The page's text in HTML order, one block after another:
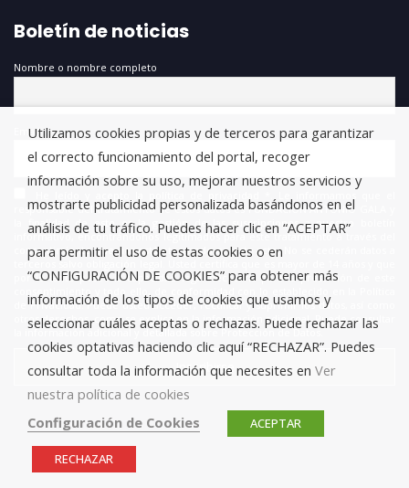
Boletín de noticias
Nombre o nombre completo
Email
responsable del tratamiento de estos datos es FUNDACIÓN ANTONIO GALA y
la finalidad de este es la gestión de las suscripciones a nuestro boletín
informativo, encontrándonos legitimados para este tratamiento a través del
consentimiento que nos está otorgando en este acto. No se cederán datos a
terceros salvo obligación legal. Usted certifica que es mayor de 14 años y que
por lo tanto posee la capacidad legal necesaria para la prestación de este
de Privacidad. Puede usted acceder, rectificar y suprimir los datos, así como
otros derechos, como se explica en la información adicional. Puede consultar
la información adicional y detallada sobre Protección de Datos.
Utilizamos cookies propias y de terceros para garantizar
el correcto funcionamiento del portal, recoger
información sobre su uso, mejorar nuestros servicios y
mostrarte publicidad personalizada basándonos en el
análisis de tu tráfico. Puedes hacer clic en “ACEPTAR”
para permitir el uso de estas cookies o en
“CONFIGURACIÓN DE COOKIES” para obtener más
información de los tipos de cookies que usamos y
seleccionar cuáles aceptas o rechazas. Puede rechazar las
cookies optativas haciendo clic aquí “RECHAZAR”. Puedes
consultar toda la información que necesites en Ver
nuestra política de cookies
Configuración de Cookies
ACEPTAR
RECHAZAR